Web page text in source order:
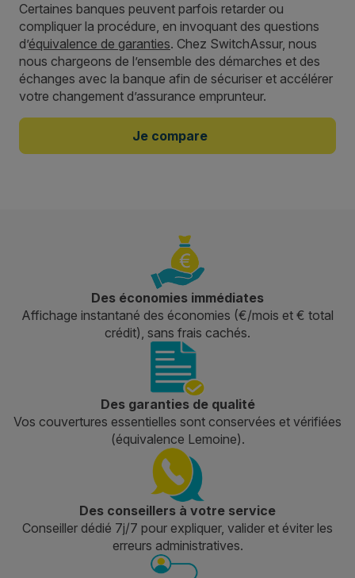
Certaines banques peuvent parfois retarder ou
compliquer la procédure, en invoquant des questions
d’équivalence de garanties. Chez SwitchAssur, nous
nous chargeons de l’ensemble des démarches et des
échanges avec la banque afin de sécuriser et accélérer
votre changement d’assurance emprunteur.
Je compare
Des économies immédiates
Affichage instantané des économies (€/mois et € total
crédit), sans frais cachés.
Des garanties de qualité
Vos couvertures essentielles sont conservées et vérifiées
(équivalence Lemoine).
Des conseillers à votre service
Conseiller dédié 7j/7 pour expliquer, valider et éviter les
erreurs administratives.